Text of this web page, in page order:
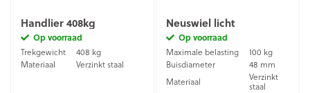
Handlier 408kg
Op voorraad
Trekgewicht
408 kg
Materiaal
Verzinkt staal
Neuswiel licht
Op voorraad
Maximale belasting
100 kg
Buisdiameter
48 mm
Materiaal
Verzinkt
staal